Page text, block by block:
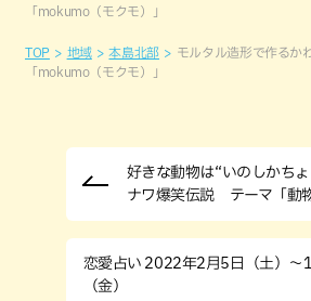
「mokumo（モクモ）」
TOP 地域 本島北部
モルタル造形で作るか
「mokumo（モクモ）」
好きな動物は“いのしかち
ナワ爆笑伝説 テーマ「動
恋愛占い 2022年2月5日（土）～
（金）